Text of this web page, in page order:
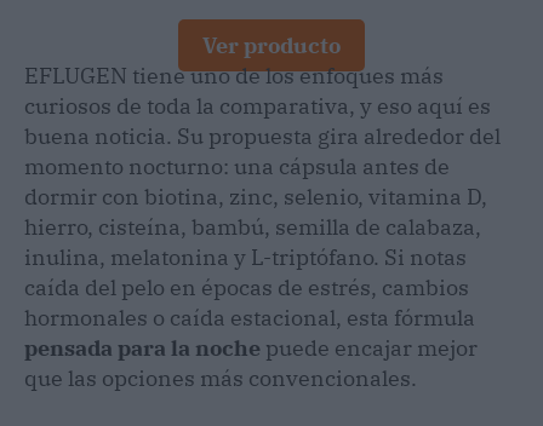
Ver producto
EFLUGEN tiene uno de los enfoques más
curiosos de toda la comparativa, y eso aquí es
buena noticia. Su propuesta gira alrededor del
momento nocturno: una cápsula antes de
dormir con biotina, zinc, selenio, vitamina D,
hierro, cisteína, bambú, semilla de calabaza,
inulina, melatonina y L-triptófano. Si notas
caída del pelo en épocas de estrés, cambios
hormonales o caída estacional, esta fórmula
pensada para la noche puede encajar mejor
que las opciones más convencionales.